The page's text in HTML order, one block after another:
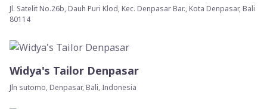
Jl. Satelit No.26b, Dauh Puri Klod, Kec. Denpasar Bar., Kota Denpasar, Bali
80114
Widya's Tailor Denpasar
Jln sutomo, Denpasar, Bali, Indonesia